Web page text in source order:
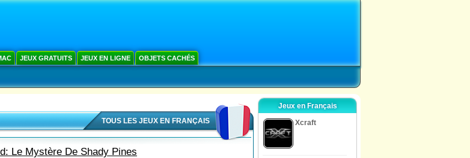
JEUX GRATUITS JEUX EN LIGNE OBJETS CACHÉS
TOUS LES JEUX EN FRANÇAIS
Le Mystère De Shady Pines
Jeux en Français
Xcraft